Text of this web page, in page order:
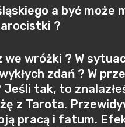
a być może
?
we wróżki ? W
zdań ? W
Jeśli tak, to
z Tarota.
pracą i fatum.